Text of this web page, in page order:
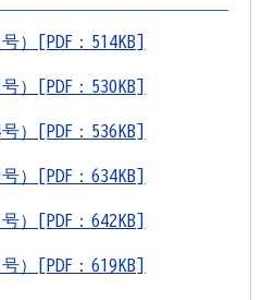
）[PDF：514KB]
）[PDF：530KB]
）[PDF：536KB]
）[PDF：634KB]
）[PDF：642KB]
）[PDF：619KB]